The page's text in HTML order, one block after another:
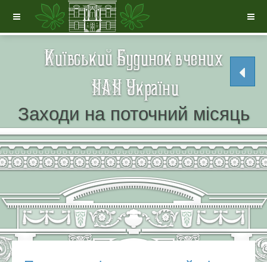
Заходи на поточний місяць